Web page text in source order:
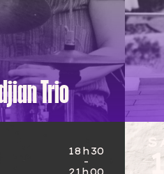
Trio
18h30
-
18h30
-